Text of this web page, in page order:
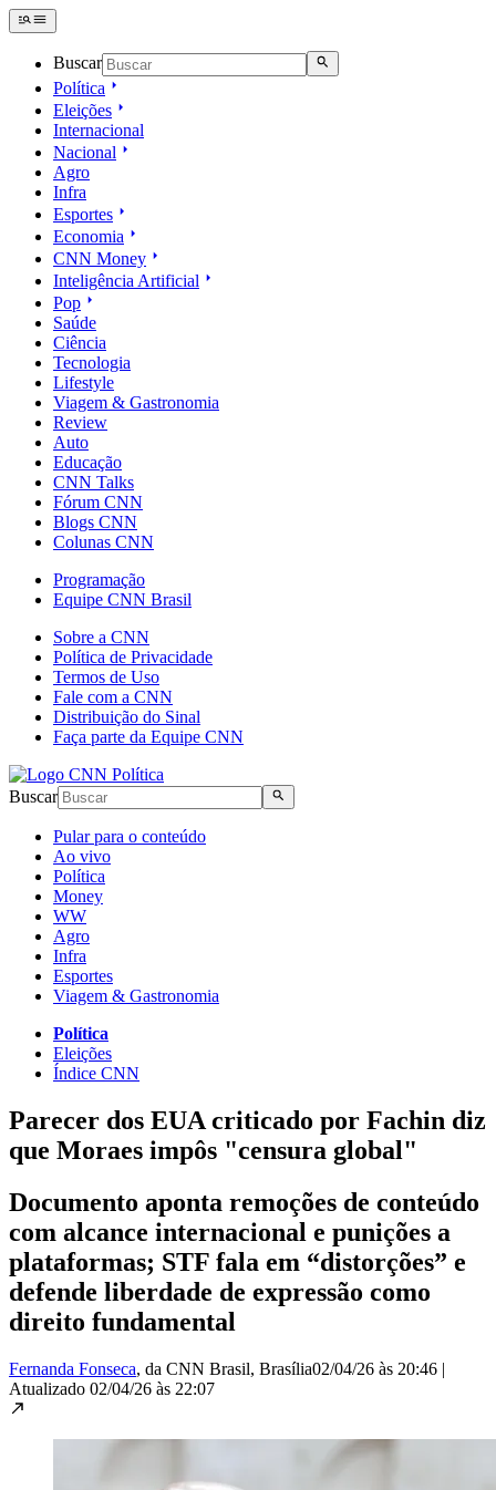
Buscar
Política
Eleições
Internacional
Nacional
Agro
Infra
Esportes
Economia
CNN Money
Inteligência Artificial
Pop
Saúde
Ciência
Tecnologia
Lifestyle
Viagem & Gastronomia
Review
Auto
Educação
CNN Talks
Fórum CNN
Blogs CNN
Colunas CNN
Programação
Equipe CNN Brasil
Sobre a CNN
Política de Privacidade
Termos de Uso
Fale com a CNN
Distribuição do Sinal
Faça parte da Equipe CNN
Buscar
Pular para o conteúdo
Ao vivo
Política
Money
WW
Agro
Infra
Esportes
Viagem & Gastronomia
Política
Eleições
Índice CNN
Parecer dos EUA criticado por Fachin diz
que Moraes impôs "censura global"
Documento aponta remoções de conteúdo
com alcance internacional e punições a
plataformas; STF fala em “distorções” e
defende liberdade de expressão como
direito fundamental
Fernanda Fonseca, da CNN Brasil, Brasília02/04/26 às 20:46 |
Atualizado 02/04/26 às 22:07